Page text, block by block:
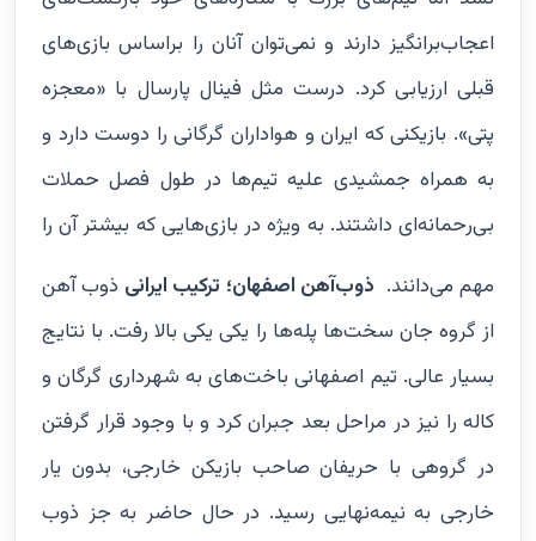
اعجاب‌برانگیز دارند و نمی‌توان آنان را براساس بازی‌های
قبلی ارزیابی کرد. درست مثل فینال پارسال با «معجزه
پتی». بازیکنی که ایران و هواداران گرگانی را دوست دارد و
به همراه جمشیدی علیه تیم‌ها در طول فصل حملات
بی‌رحمانه‌ای داشتند. به ویژه در بازی‌هایی که بیشتر آن را
مهم می‌دانند. ذوب‌آهن اصفهان؛ ترکیب ایرانی ذوب آهن
از گروه جان سخت‌ها پله‌ها را یکی یکی بالا رفت. با نتایج
بسیار عالی. تیم اصفهانی باخت‌های به شهرداری گرگان و
کاله را نیز در مراحل بعد جبران کرد و با وجود قرار گرفتن
در گروهی با حریفان صاحب بازیکن خارجی، بدون یار
خارجی به نیمه‌نهایی رسید. در حال حاضر به جز ذوب